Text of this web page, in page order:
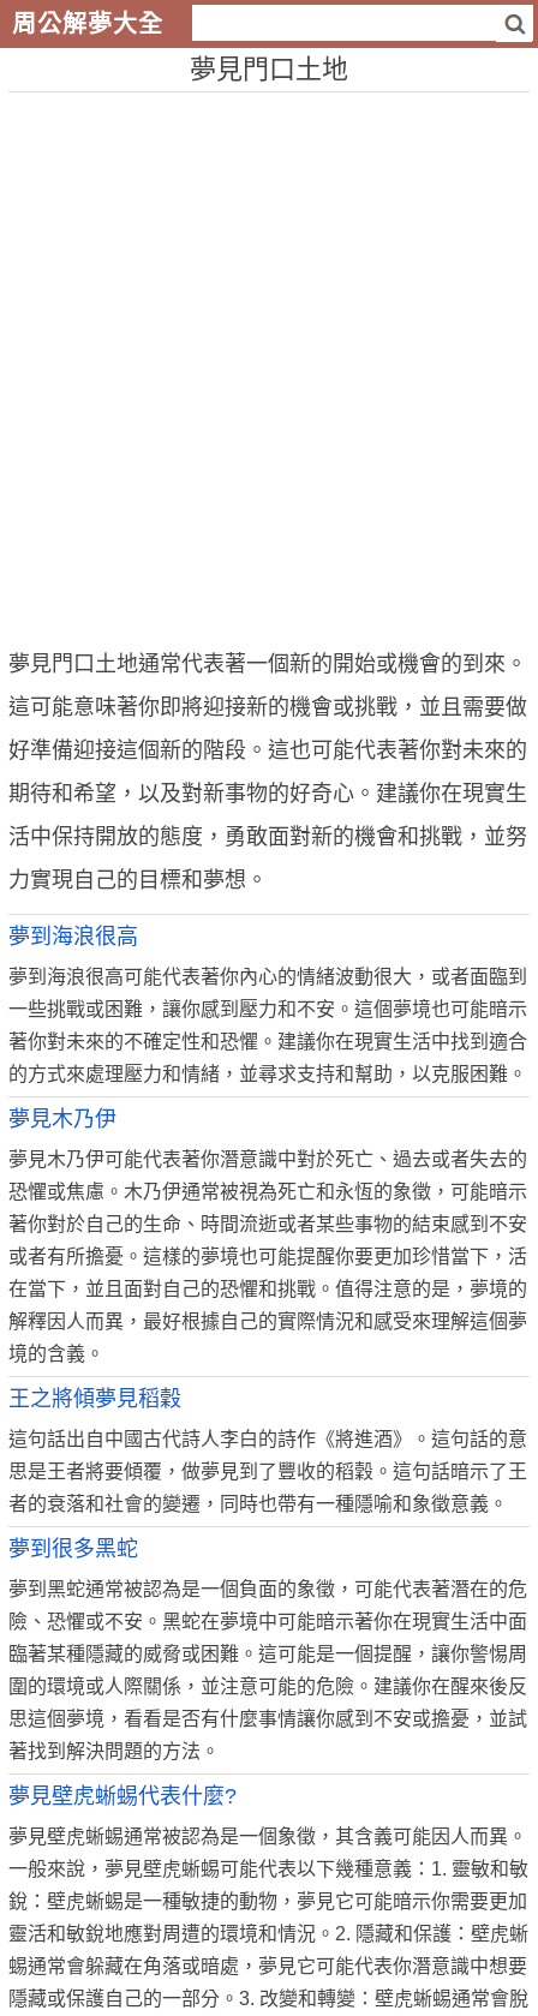
周公解夢大全
夢見門口土地
夢見門口土地通常代表著一個新的開始或機會的到來。
這可能意味著你即將迎接新的機會或挑戰，並且需要做
好準備迎接這個新的階段。這也可能代表著你對未來的
期待和希望，以及對新事物的好奇心。建議你在現實生
活中保持開放的態度，勇敢面對新的機會和挑戰，並努
力實現自己的目標和夢想。
夢到海浪很高
夢到海浪很高可能代表著你內心的情緒波動很大，或者面臨到
一些挑戰或困難，讓你感到壓力和不安。這個夢境也可能暗示
著你對未來的不確定性和恐懼。建議你在現實生活中找到適合
的方式來處理壓力和情緒，並尋求支持和幫助，以克服困難。
夢見木乃伊
夢見木乃伊可能代表著你潛意識中對於死亡、過去或者失去的
恐懼或焦慮。木乃伊通常被視為死亡和永恆的象徵，可能暗示
著你對於自己的生命、時間流逝或者某些事物的結束感到不安
或者有所擔憂。這樣的夢境也可能提醒你要更加珍惜當下，活
在當下，並且面對自己的恐懼和挑戰。值得注意的是，夢境的
解釋因人而異，最好根據自己的實際情況和感受來理解這個夢
境的含義。
王之將傾夢見稻穀
這句話出自中國古代詩人李白的詩作《將進酒》。這句話的意
思是王者將要傾覆，做夢見到了豐收的稻穀。這句話暗示了王
者的衰落和社會的變遷，同時也帶有一種隱喻和象徵意義。
夢到很多黑蛇
夢到黑蛇通常被認為是一個負面的象徵，可能代表著潛在的危
險、恐懼或不安。黑蛇在夢境中可能暗示著你在現實生活中面
臨著某種隱藏的威脅或困難。這可能是一個提醒，讓你警惕周
圍的環境或人際關係，並注意可能的危險。建議你在醒來後反
思這個夢境，看看是否有什麼事情讓你感到不安或擔憂，並試
著找到解決問題的方法。
夢見壁虎蜥蜴代表什麼?
夢見壁虎蜥蜴通常被認為是一個象徵，其含義可能因人而異。
一般來說，夢見壁虎蜥蜴可能代表以下幾種意義：1. 靈敏和敏
銳：壁虎蜥蜴是一種敏捷的動物，夢見它可能暗示你需要更加
靈活和敏銳地應對周遭的環境和情況。2. 隱藏和保護：壁虎蜥
蜴通常會躲藏在角落或暗處，夢見它可能代表你潛意識中想要
隱藏或保護自己的一部分。3. 改變和轉變：壁虎蜥蜴通常會脫